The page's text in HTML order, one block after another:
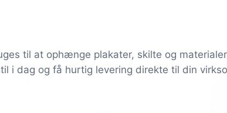
til at ophænge plakater, skilte og
i dag og få hurtig levering direkte til din